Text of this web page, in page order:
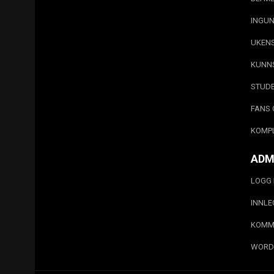
FANS
LOGG